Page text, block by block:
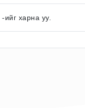
-ийг харна уу.